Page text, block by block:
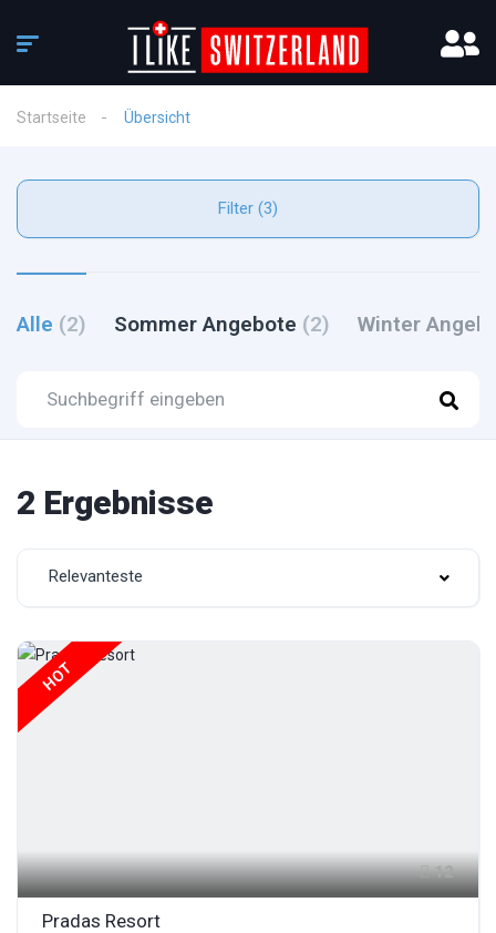
Startseite Übersicht
Filter (3)
Alle (2) Sommer Angebote (2) Winter
2 Ergebnisse
Relevanteste
HOT
12
Pradas Resort